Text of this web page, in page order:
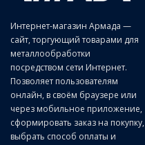
Класс точности:
Угол наклона спирали:
Интернет-магазин Армада —
сайт, торгующий товарами для
металлообработки
посредством сети Интернет.
Позволяет пользователям
онлайн, в своём браузере или
через мобильное приложение,
сформировать заказ на покупку,
выбрать способ оплаты и